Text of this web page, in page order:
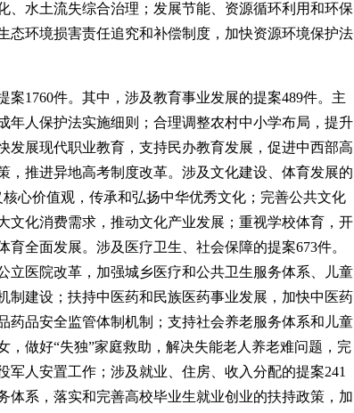
、水土流失综合治理；发展节能、资源循环利用和环保
态环境损害责任追究和补偿制度，加快资源环境保护法
1760件。其中，涉及教育事业发展的提案489件。主
年人保护法实施细则；合理调整农村中小学布局，提升
发展现代职业教育，支持民办教育发展，促进中西部高
，推进异地高考制度改革。涉及文化建设、体育发展的
心价值观，传承和弘扬中华优秀文化；完善公共文化
文化消费需求，推动文化产业发展；重视学校体育，开
全面发展。涉及医疗卫生、社会保障的提案673件。
立医院改革，加强城乡医疗和公共卫生服务体系、儿童
制建设；扶持中医药和民族医药事业发展，加快中医药
药品安全监管体制机制；支持社会养老服务体系和儿童
，做好“失独”家庭救助，解决失能老人养老难问题，完
军人安置工作；涉及就业、住房、收入分配的提案241
体系，落实和完善高校毕业生就业创业的扶持政策，加